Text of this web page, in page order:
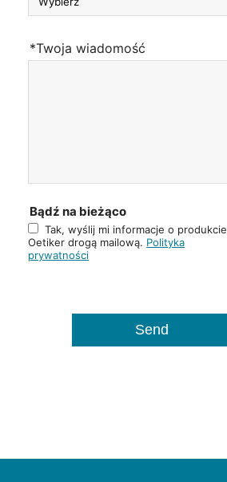
*Twoja wiadomość
Bądź na bieżąco
Tak, wyślij mi informacje o produkcie
Oetiker drogą mailową. Polityka
prywatności